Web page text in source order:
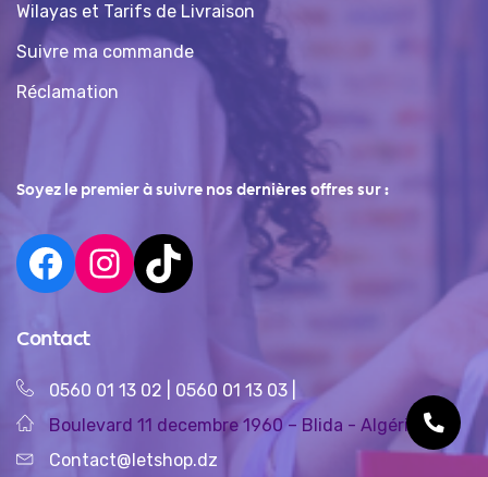
Wilayas et Tarifs de Livraison
Suivre ma commande
Réclamation
Soyez le premier à suivre nos dernières offres sur :
Contact
0560 01 13 02 0560 01 13 03
Boulevard 11 decembre 1960 – Blida - Algérie
Contact@letshop.dz